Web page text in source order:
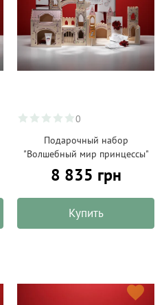
0
Подарочный набор
"Волшебный мир принцессы"
8 835 грн
Купить